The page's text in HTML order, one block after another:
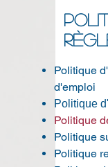
Politique
d'emploi
Politique
Politique
Politique
Politique